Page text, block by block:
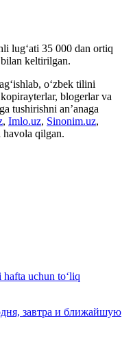
lug‘ati 35 000 dan ortiq
keltirilgan.
o‘zbek tilini
blogerlar va
tushirishni an’anaga
, Imlo.uz, Sinonim.uz,
qilgan.
uchun to‘liq
завтра и ближайшую